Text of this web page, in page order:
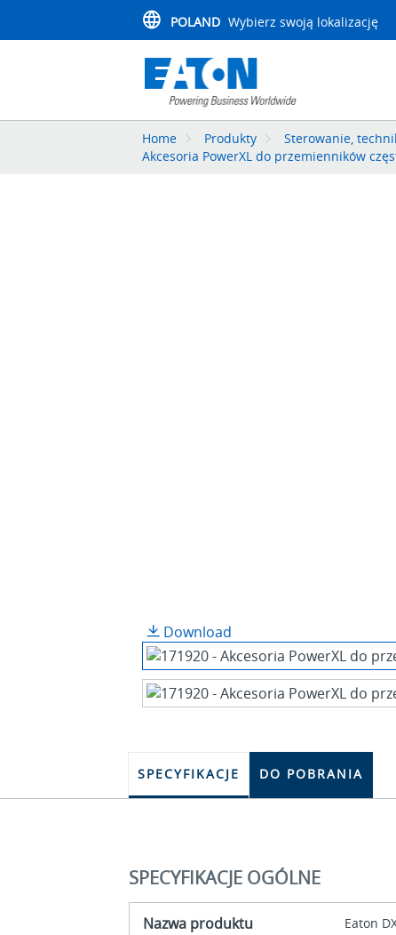
POLAND Wybierz swoją lokalizację
Home Produkty Sterowanie,
Akcesoria PowerXL do przemienników
Download
SPECYFIKACJE DO POBRANIA
SPECYFIKACJE OGÓLNE
Nazwa produktu Eaton